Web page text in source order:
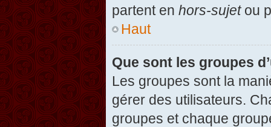
partent en hors-sujetou
Haut
Que sont les groupes
Les groupes sont la
gérer des utilisateurs.
groupes et chaque